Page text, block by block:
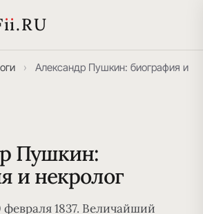
ii.RU
›
Александр Пушкин: биография и
Пушкин:
и некролог
февраля 1837. Величайший